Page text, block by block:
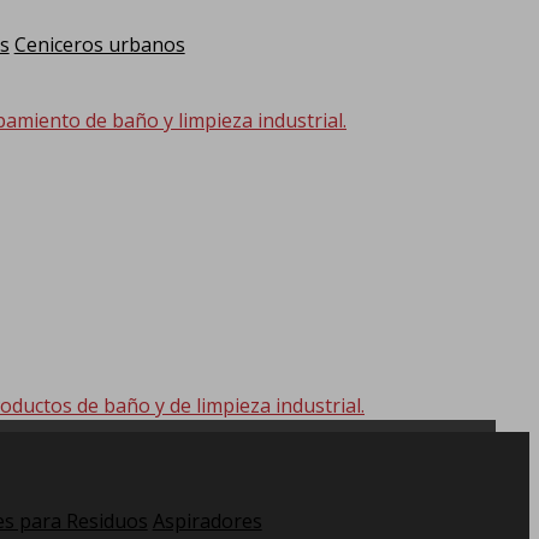
Ceniceros urbanos
de baño y limpieza industrial.
de baño y de limpieza industrial.
para Residuos Aspiradores